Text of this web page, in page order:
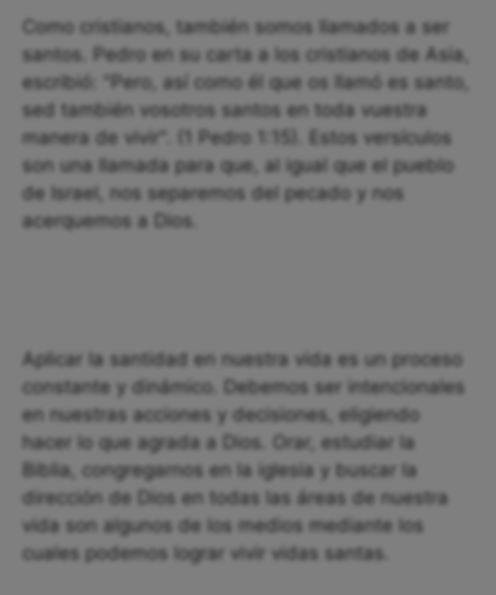
Como cristianos, también somos llamados a ser
santos. Pedro en su carta a los cristianos de Asia,
escribió: "Pero, así como él que os llamó es santo,
sed también vosotros santos en toda vuestra
manera de vivir". (1 Pedro 1:15). Estos versículos
son una llamada para que, al igual que el pueblo
de Israel, nos separemos del pecado y nos
acerquemos a Dios.
Aplicar la santidad en nuestra vida es un proceso
constante y dinámico. Debemos ser intencionales
en nuestras acciones y decisiones, eligiendo
hacer lo que agrada a Dios. Orar, estudiar la
Biblia, congregarnos en la iglesia y buscar la
dirección de Dios en todas las áreas de nuestra
vida son algunos de los medios mediante los
cuales podemos lograr vivir vidas santas.